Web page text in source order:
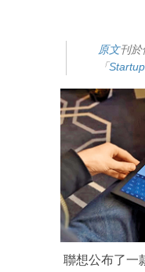
原文刊於
「
聯想公布了一